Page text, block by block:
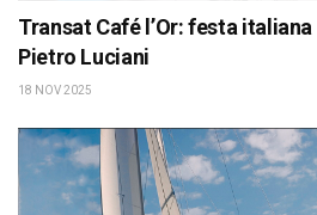
Transat Café l’Or: festa
Pietro Luciani
18 NOV 2025